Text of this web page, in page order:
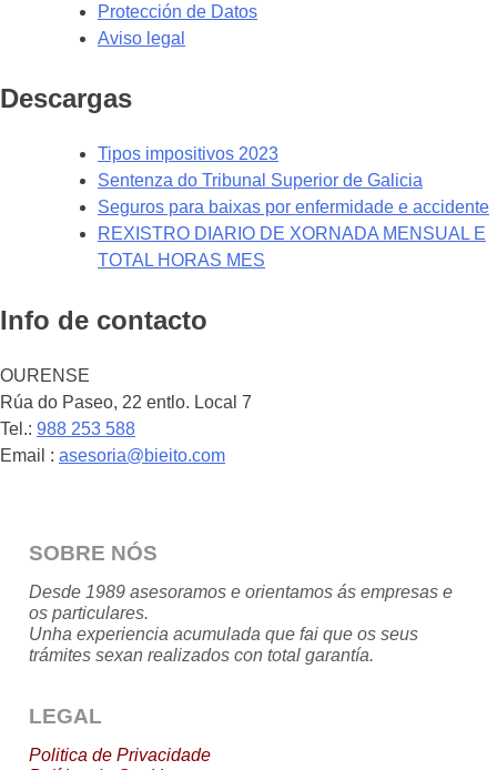
Protección de Datos
Aviso legal
Descargas
Tipos impositivos 2023
Sentenza do Tribunal Superior de Galicia
Seguros para baixas por enfermidade e accidente
REXISTRO DIARIO DE XORNADA MENSUAL E
TOTAL HORAS MES
Info de contacto
OURENSE
Rúa do Paseo, 22 entlo. Local 7
Tel.: 988 253 588
Email : asesoria@bieito.com
SOBRE NÓS
Desde 1989 asesoramos e orientamos ás empresas e
os particulares.
Unha experiencia acumulada que fai que os seus
trámites sexan realizados con total garantía.
LEGAL
Politica de Privacidade